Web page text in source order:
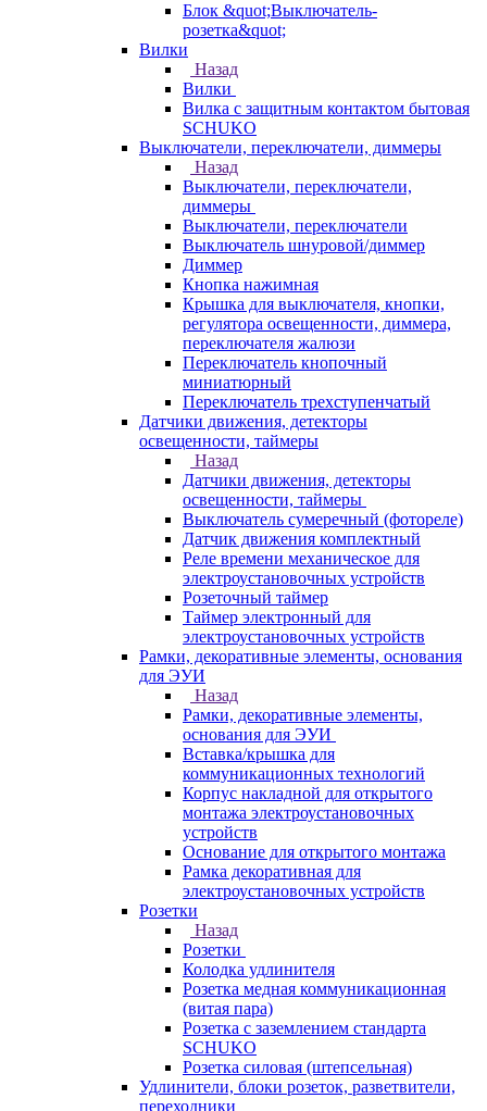
Блок &quot;Выключатель-
розетка&quot;
Вилки
Назад
Вилки
Вилка с защитным контактом бытовая
SCHUKO
Выключатели, переключатели, диммеры
Назад
Выключатели, переключатели,
диммеры
Выключатели, переключатели
Выключатель шнуровой/диммер
Диммер
Кнопка нажимная
Крышка для выключателя, кнопки,
регулятора освещенности, диммера,
переключателя жалюзи
Переключатель кнопочный
миниатюрный
Переключатель трехступенчатый
Датчики движения, детекторы
освещенности, таймеры
Назад
Датчики движения, детекторы
освещенности, таймеры
Выключатель сумеречный (фотореле)
Датчик движения комплектный
Реле времени механическое для
электроустановочных устройств
Розеточный таймер
Таймер электронный для
электроустановочных устройств
Рамки, декоративные элементы, основания
для ЭУИ
Назад
Рамки, декоративные элементы,
основания для ЭУИ
Вставка/крышка для
коммуникационных технологий
Корпус накладной для открытого
монтажа электроустановочных
устройств
Основание для открытого монтажа
Рамка декоративная для
электроустановочных устройств
Розетки
Назад
Розетки
Колодка удлинителя
Розетка медная коммуникационная
(витая пара)
Розетка с заземлением стандарта
SCHUKO
Розетка силовая (штепсельная)
Удлинители, блоки розеток, разветвители,
переходники